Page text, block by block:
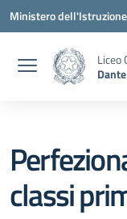
Vai ai contenuti
Vai al menu di
Vai al footer
Ministero
Liceo
classi